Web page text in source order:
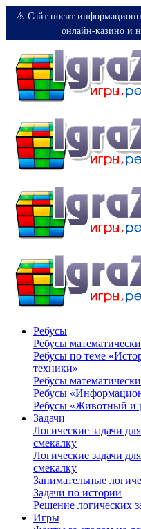
⚠️ Сайт носит
онлайн-казино и
Ребусы
Ребусы
Ребусы по теме
техники»
Ребусы
Ребусы
Ребусы «Животный и
Задачи
Логические задачи
смекалку
Логические задачи
смекалку
Занимательные
Задачи по истории
Решение логических
Игры